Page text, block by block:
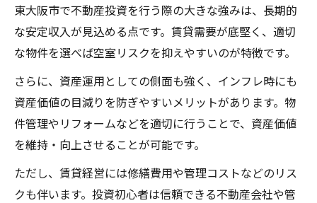
東大阪市で不動産投資を行う際の大きな強みは、長期的
な安定収入が見込める点です。賃貸需要が底堅く、適切
な物件を選べば空室リスクを抑えやすいのが特徴です。
さらに、資産運用としての側面も強く、インフレ時にも
資産価値の目減りを防ぎやすいメリットがあります。物
件管理やリフォームなどを適切に行うことで、資産価値
を維持・向上させることが可能です。
ただし、賃貸経営には修繕費用や管理コストなどのリス
クも伴います。投資初心者は信頼できる不動産会社や管